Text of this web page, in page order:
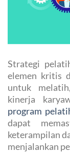
Strategi
elemen kritis
untuk
kinerja
program
dapat
keterampilan
menjalankan